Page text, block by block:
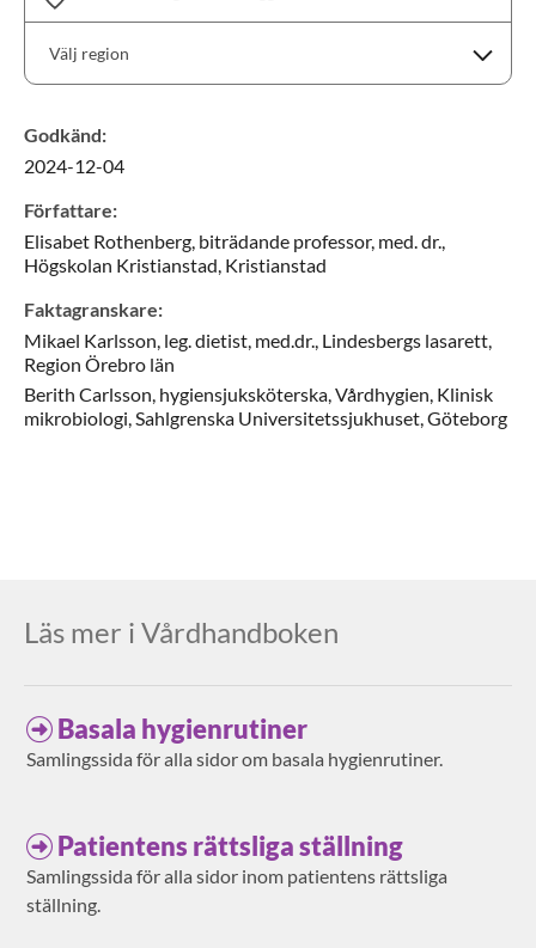
Välj region
Välj en region för att visa tillägg
Visa tillägg
Godkänd:
2024-12-04
Författare:
Elisabet Rothenberg, biträdande professor, med. dr.,
Högskolan Kristianstad, Kristianstad
Faktagranskare:
Mikael Karlsson, leg. dietist, med.dr., Lindesbergs lasarett,
Region Örebro län
Berith Carlsson, hygiensjuksköterska,Vårdhygien, Klinisk
mikrobiologi, Sahlgrenska Universitetssjukhuset,Göteborg
Läs mer i Vårdhandboken
Basala hygienrutiner
Samlingssida för alla sidor om basala hygienrutiner.
Patientens rättsliga ställning
Samlingssida för alla sidor inom patientens rättsliga
ställning.